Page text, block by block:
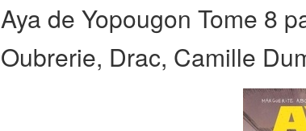
Aya de Yopougon Tome 8
Oubrerie, Drac, Camille